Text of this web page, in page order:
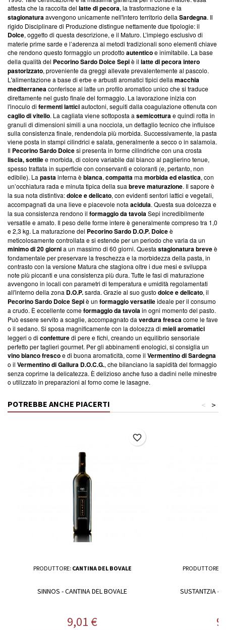
attesta che la raccolta del latte di pecora, la trasformazione e la
stagionaturaavvengono unicamente nell'intero territorio della Sardegna. Il
rigido Disciplinare di Produzione distingue nettamente due tipologie: il
Dolce, oggetto di questa descrizione, e il Maturo. L’impiego esclusivo di
materie prime sarde e l’aderenza ai metodi tradizionali sono elementi chiave
che rendono questo formaggio un prodotto autenticoe inimitabile. La base
della qualità del Pecorino Sardo Dolce Sepiè il latte di pecora intero
pastorizzato, proveniente da greggi allevate prevalentemente al pascolo.
L'alimentazione a base di erbe e arbusti aromatici tipici della macchia
mediterraneaconferisce al latte un profilo aromatico unico che si traduce
direttamente nel gusto finale del formaggio. La lavorazione inizia con
l'inoculo di fermenti latticiautoctoni, seguiti dalla coagulazione ottenuta con
caglio di vitello. La cagliata viene sottoposta a semicotturae quindi rotta in
granuli di dimensioni simili a una nocciola, un dettaglio tecnico che influisce
sulla consistenza finale, rendendola più morbida. Successivamente, la pasta
viene posta in stampi cilindrici e salata, generalmente a secco o in salamoia.
Il Pecorino Sardo Dolcesi presenta in forme cilindriche con una crosta
liscia, sottilee morbida, di colore variabile dal bianco al paglierino tenue,
spesso trattata in superficie con conservanti e coloranti (e, pertanto, non
edibile). La pastainterna èbianca, compattama morbida ed elastica, con
un’occhiatura rada e minuta tipica della sua breve maturazione. Il sapore è
la sua nota distintiva:dolce e delicato, con evidenti sentori lattici e vegetali,
accompagnati da una lieve e piacevole nota acidula. Questa sua dolcezza e
la sua consistenza rendono il formaggio da tavolaSepi incredibilmente
versatile e amato. Il peso delle forme intere è generalmente compreso tra 1,0
e 2,3 kg. La maturazione del Pecorino Sardo D.O.P. Dolceè
meticolosamente controllata e si estende per un periodo che varia da un
minimo di 20 giornia un massimo di 60 giorni. Questa stagionatura breveè
fondamentale per preservare la freschezza e la morbidezza della pasta, in
contrasto con la versione Matura che stagiona oltre i due mesi e sviluppa
note più piccanti e una consistenza più dura. Tutte le fasi di maturazione
avvengono in locali con parametri di temperatura e umidità regolamentati
all'interno della zona D.O.P.sarda. Grazie al suo gusto dolce e delicato, il
Pecorino Sardo Dolce Sepiè un formaggio versatileideale per il consumo
a crudo. È eccellente comeformaggio da tavolain ogni momento del pasto.
Può essere servito a scaglie, accompagnato da verdura frescacome le fave
o il sedano. Si sposa magnificamente con la dolcezza di mieli aromatici
leggeri o di confetturedi pere e fichi, creando un equilibrio sensoriale
perfetto per taglieri gourmet. Per gli abbinamenti enologici, si consiglia un
vino bianco frescoe di buona aromaticità, come il Vermentino di Sardegna
o il Vermentino di Gallura D.O.C.G., che bilanciano la sapidità del formaggio
senza coprirne la delicatezza. È delizioso anche fuso a dadini nelle minestre
o utilizzato in preparazioni al forno come le lasagne.
POTREBBE ANCHE PIACERTI >
<
PRODUTTORE: CANTINA DEL BOVALE
SINNOS - CANTINA DEL BOVALE
Prezzo
9,01 €
favorite_border
PRODUTTORE:
SUSTANTZIA -